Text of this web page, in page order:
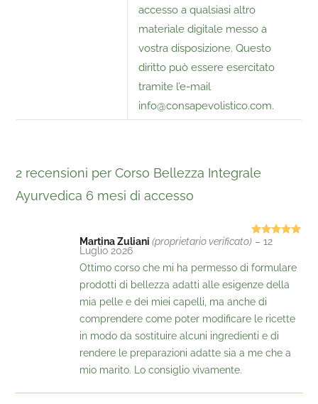
accesso a qualsiasi altro
materiale digitale messo a
vostra disposizione. Questo
diritto può essere esercitato
tramite l’e-mail
info@consapevolistico.com.
2 recensioni perCorso Bellezza Integrale
Ayurvedica 6 mesi di accesso
Valutato
Martina Zuliani(proprietario verificato) – 12
Luglio 2026
Ottimo corso che mi ha permesso di formulare
prodotti di bellezza adatti alle esigenze della
mia pelle e dei miei capelli, ma anche di
comprendere come poter modificare le ricette
in modo da sostituire alcuni ingredienti e di
rendere le preparazioni adatte sia a me che a
mio marito. Lo consiglio vivamente.